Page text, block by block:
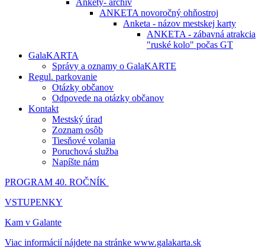
Ankety- archív
ANKETA novoročný ohňostroj
Anketa - názov mestskej karty
ANKETA - zábavná atrakcia
"ruské kolo" počas GT
GalaKARTA
Správy a oznamy o GalaKARTE
Regul. parkovanie
Otázky občanov
Odpovede na otázky občanov
Kontakt
Mestský úrad
Zoznam osôb
Tiesňové volania
Poruchová služba
Napíšte nám
PROGRAM 40. ROČNÍK
VSTUPENKY
Kam v Galante
Viac informácií nájdete na stránke www.galakarta.sk